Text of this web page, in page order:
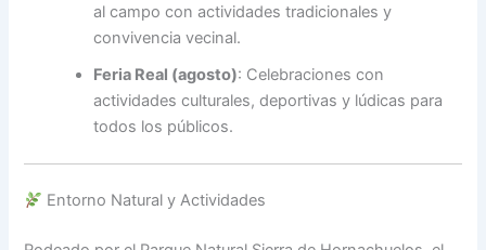
al campo con actividades tradicionales y
convivencia vecinal.
Feria Real (agosto): Celebraciones con
actividades culturales, deportivas y lúdicas para
todos los públicos.
Entorno Natural y Actividades